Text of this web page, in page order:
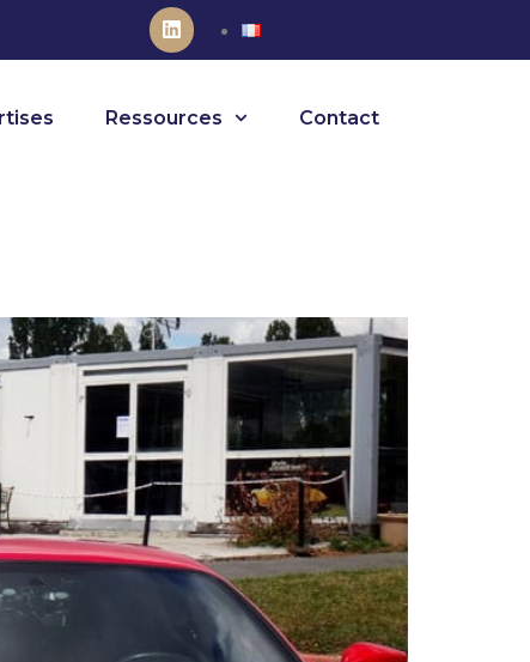
Ressources Contact